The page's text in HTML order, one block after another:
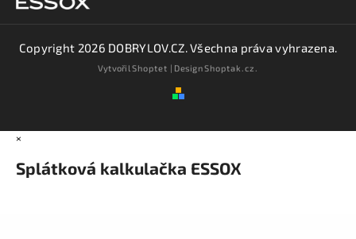
Copyright 2026 DOBRYLOV.CZ. Všechna práva vyhrazena.
VytvořilShoptet | DesignShoptak.cz.
×
Splátková kalkulačka ESSOX